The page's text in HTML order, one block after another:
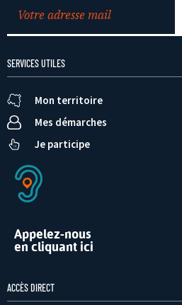
SERVICES UTILES
Mon territoire
Mes démarches
Je participe
Appelez-nous
en cliquant ici
ACCÈS DIRECT